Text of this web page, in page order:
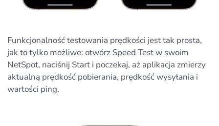
Funkcjonalność testowania prędkości jest tak prosta,
jak to tylko możliwe: otwórz Speed Test w swoim
NetSpot, naciśnij Start i poczekaj, aż aplikacja zmierzy
aktualną prędkość pobierania, prędkość wysyłania i
wartości ping.